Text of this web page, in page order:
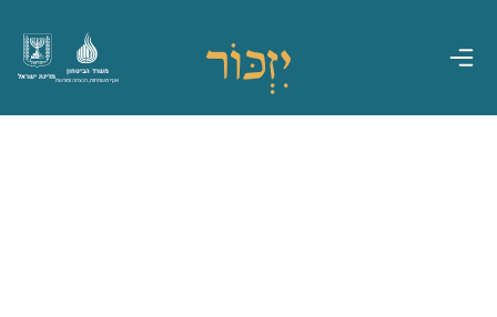
מדינת ישראל
משרד הביטחון
אגף משפחות, הנצחה ומורשת